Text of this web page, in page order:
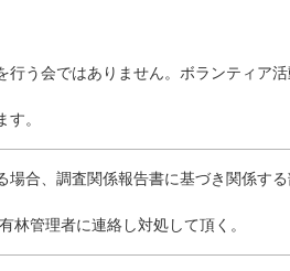
う会ではありません。ボランティア
。
合、調査関係報告書に基づき関係す
林管理者に連絡し対処して頂く。